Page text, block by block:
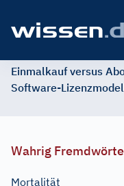
Einmalkauf versus
Software-
Wahrig
Mortalität